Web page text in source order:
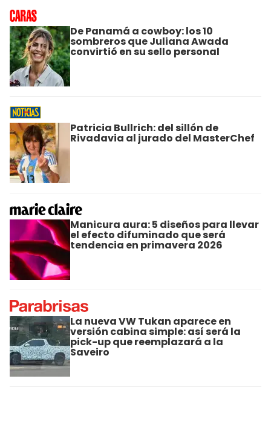
De Panamá a cowboy: los 10
sombreros que Juliana Awada
convirtió en su sello personal
Patricia Bullrich: del sillón de
Rivadavia al jurado del MasterChef
Manicura aura: 5 diseños para llevar
el efecto difuminado que será
tendencia en primavera 2026
La nueva VW Tukan aparece en
versión cabina simple: así será la
pick-up que reemplazará a la
Saveiro